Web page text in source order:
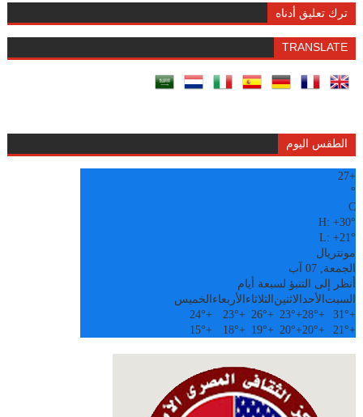
ترك تعليق أدناه
TRANSLATE
الطقس اليوم
+
27
°
C
H:+30°
L:+21°
مونتريال
الجمعة, 07 آب
أنظر إلى التنبؤ لسبعة أيام
السبت الأحدالاثنين الثلاثاء الأربعاء الخميس
+
31°
+
28°
+
23°
+
26°
+
23°
+
24°
+
21°
+
20°
+
20°
+
19°
+
18°
+
15°